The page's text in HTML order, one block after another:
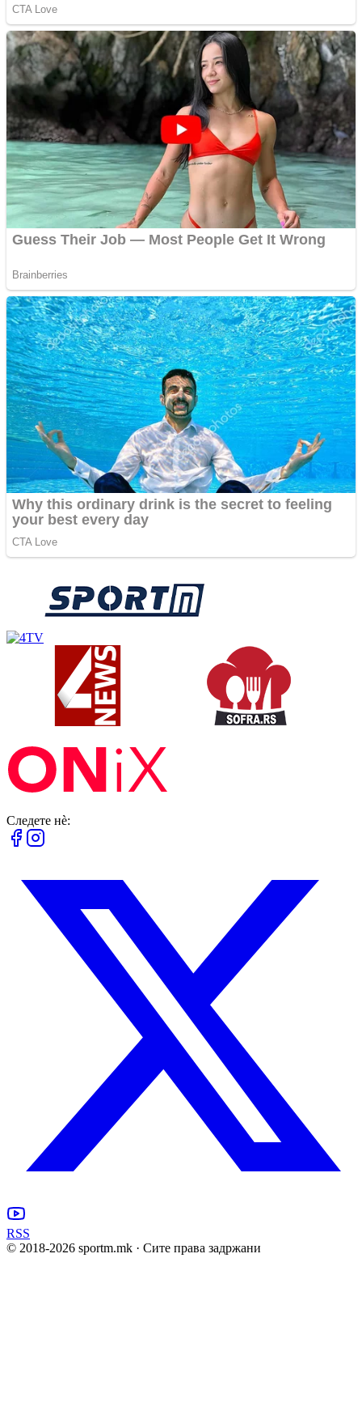
Следете нè:
RSS
© 2018-2026 sportm.mk · Сите права задржани